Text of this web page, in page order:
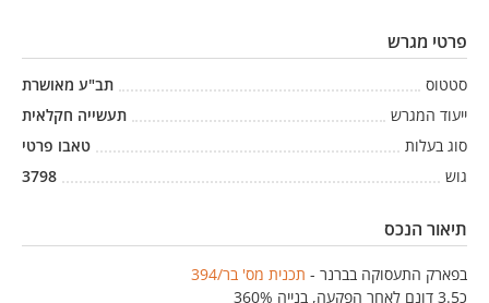
פרטי מגרש
סטטוס
תב"ע מאושרת
ייעוד המגרש
תעשייה חקלאית
סוג בעלות
טאבו פרטי
גוש
3798
תיאור הנכס
בפארק התעסוקה בברנר - תכנית מס' בר/394
כ3.5 דונם לאחר הפקעה, בנייה 360%